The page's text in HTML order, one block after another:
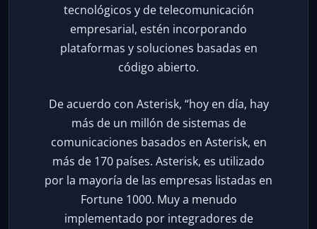
tecnológicos y de telecomunicación
empresarial, estén incorporando
plataformas y soluciones basadas en
código abierto.
De acuerdo con Asterisk, “hoy en día, hay
más de un millón de sistemas de
comunicaciones basados en Asterisk, en
más de 170 países. Asterisk, es utilizado
por la mayoría de las empresas listadas en
Fortune 1000. Muy a menudo
implementado por integradores de